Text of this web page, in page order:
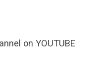
on YOUTUBE